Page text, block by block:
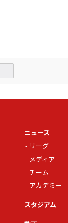
ニュース
リーグ
メディア
チーム
アカデミー
スタジアム